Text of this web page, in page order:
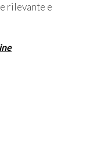
rilevante e